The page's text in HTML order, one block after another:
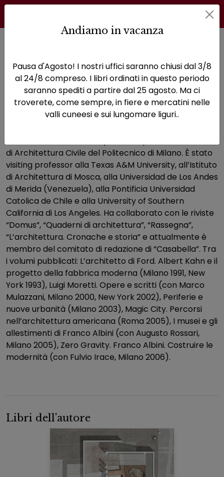
Bucci Federico
Pagina di Bucci Federico
di Architettura Civile del Politecnico di Milano. È stato
visiting professor alla Texas A&M University, all’Istituto
di Architettura di Mosca, alla Universidad de Los Andes
di Merida (Venezuela), alla Pontificia Universidad
Catolica de Chile e alla University of Southern
California di Los Angeles. Ha collaborato con le riviste
“Domus”, “Quaderni di architettura”, “Rassegna”,
“L’architettura. Cronache e storia” e attualmente è
membro del comitato di redazione di “Casabella”. Tra
i volumi pubblicati: L’architetto di Ford. Albert Kahn e il
progetto della fabbrica moderna (Milano 1991, New
York 1993), Luigi Moretti. Opere e scritti (con Marco
Mulazzani, Milano 2000, New York 2002), Periferie e
nuove urbanità (Milano 2003), Magic City. Percorsi
nell’architettura americana (Roma 2005), I musei e gli
allestimenti di Franco Albini (con Augusto Rossari,
Milano 2005), Zero Gravity. Franco Albini. Costruire le
modernità (con Fulvio Irace, Milano 2006).
Libri dell'autore
Andiamo in vacanza
Pausa d'Agosto! I nostri uffici saranno chiusi dal 3/8
al 24/8 compreso. I libri ordinati in questo periodo
saranno spediti a partire dal 25 agosto. Ma ci
troverete, come sempre, in fiere e mercatini nelle
valli cuneesi e sui lungomare liguri..